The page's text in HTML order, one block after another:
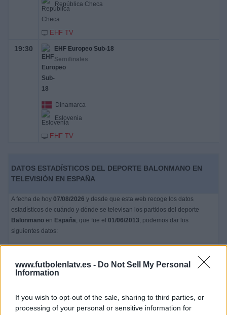
www.futbolenlatv.es - Do Not Sell My Personal
Information
If you wish to opt-out of the sale, sharing to third parties, or
processing of your personal or sensitive information for
República Checa
EHF TV
19:30
EHF Europeo Sub-18
Semifinales
Dinamarca
Eslovenia
EHF TV
DATOS ESTADÍSTICOS DEL DEPORTE BALONMANO EN
TELEVISIÓN EN ESPAÑA
A fecha de hoy 07/08/2026 y desde que esta web recoge los datos
estadísticos de cuándo y dónde se televisan los partidos del deporte
Balonmano en España, que fue el 01/06/2013, podemos dar los
siguientes datos:
7.125
79,3%
1.475 partidos de pago